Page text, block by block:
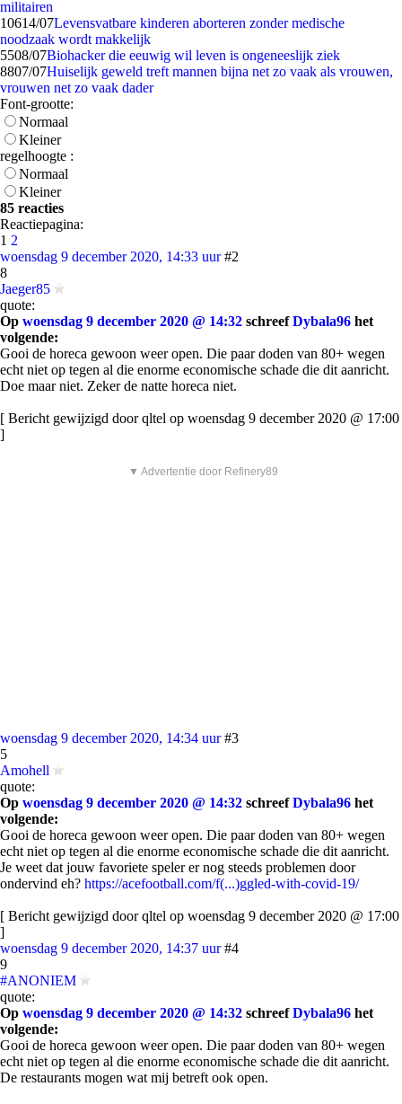
militairen
10614/07Levensvatbare kinderen aborteren zonder medische
noodzaak wordt makkelijk
5508/07Biohacker die eeuwig wil leven is ongeneeslijk ziek
8807/07Huiselijk geweld treft mannen bijna net zo vaak als vrouwen,
vrouwen net zo vaak dader
Font-grootte:
Normaal
Kleiner
regelhoogte :
Normaal
Kleiner
85 reacties
Reactiepagina:
1 2
woensdag 9 december 2020, 14:33 uur #2
8
Jaeger85
quote:
Op woensdag 9 december 2020 @ 14:32 schreefDybala96 het
volgende:
Gooi de horeca gewoon weer open. Die paar doden van 80+ wegen
echt niet op tegen al die enorme economische schade die dit aanricht.
Doe maar niet. Zeker de natte horeca niet.
[ Bericht gewijzigd door qltel op woensdag 9 december 2020 @ 17:00
]
▼ Advertentie door Refinery89
woensdag 9 december 2020, 14:34 uur #3
5
Amohell
quote:
Op woensdag 9 december 2020 @ 14:32 schreefDybala96 het
volgende:
Gooi de horeca gewoon weer open. Die paar doden van 80+ wegen
echt niet op tegen al die enorme economische schade die dit aanricht.
Je weet dat jouw favoriete speler er nog steeds problemen door
ondervind eh? https://acefootball.com/f(...)ggled-with-covid-19/
[ Bericht gewijzigd door qltel op woensdag 9 december 2020 @ 17:00
]
woensdag 9 december 2020, 14:37 uur #4
9
#ANONIEM
quote:
Op woensdag 9 december 2020 @ 14:32 schreefDybala96 het
volgende:
Gooi de horeca gewoon weer open. Die paar doden van 80+ wegen
echt niet op tegen al die enorme economische schade die dit aanricht.
De restaurants mogen wat mij betreft ook open.